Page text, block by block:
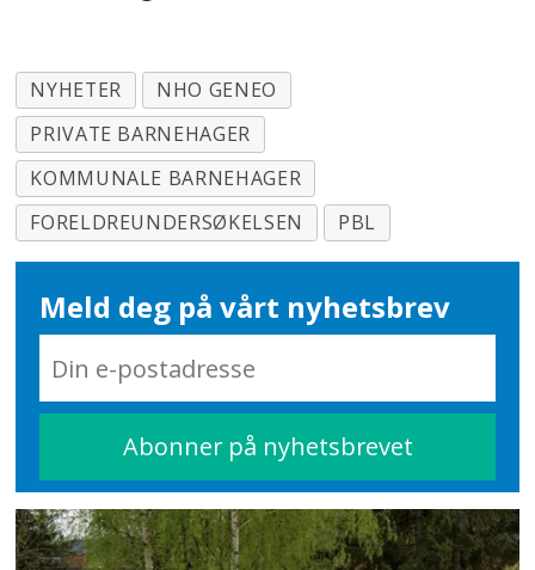
NYHETER
NHO GENEO
PRIVATE BARNEHAGER
KOMMUNALE BARNEHAGER
FORELDREUNDERSØKELSEN
PBL
Meld deg på vårt nyhetsbrev